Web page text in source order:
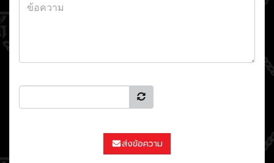
ส่งข้อความ